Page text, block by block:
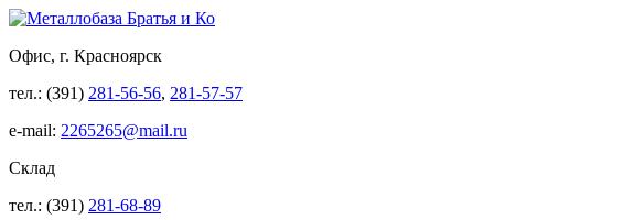
Офис, г. Красноярск
тел.: (391) 281-56-56, 281-57-57
e-mail: 2265265@mail.ru
Склад
тел.: (391) 281-68-89